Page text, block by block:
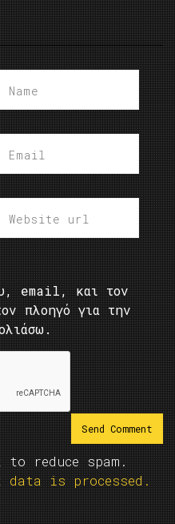
email, και τον
πλοηγό για την
reduce spam.
data is processed.